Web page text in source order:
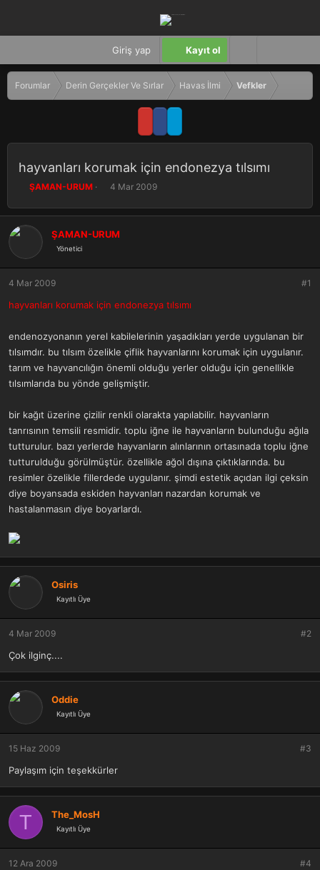
Giriş yap Kayıt ol
Forumlar Derin Gerçekler Ve Sırlar Havas İlmi Vefkler
hayvanları korumak için endonezya tılsımı
K
n
b
a
ş
t
a
n
ŞAMAN-URUM
B
ş
a
t
h
i
4 Mar 2009
ŞAMAN-URUM
Yönetici
4 Mar 2009 #1
hayvanları korumak için endonezya tılsımı
endenozyonanın yerel kabilelerinin yaşadıkları yerde uygulanan bir
tılsımdır. bu tılsım özelikle çiflik hayvanlarını korumak için uygulanır.
tarım ve hayvancılığın önemli olduğu yerler olduğu için genellikle
tılsımlarıda bu yönde gelişmiştir.
bir kağıt üzerine çizilir renkli olarakta yapılabilir. hayvanların
tanrısının temsili resmidir. toplu iğne ile hayvanların bulunduğu ağıla
tutturulur. bazı yerlerde hayvanların alınlarının ortasınada toplu iğne
tutturulduğu görülmüştür. özellikle ağol dışına çıktıklarında. bu
resimler özelikle fillerdede uygulanır. şimdi estetik açıdan ilgi çeksin
diye boyansada eskiden hayvanları nazardan korumak ve
hastalanmasın diye boyarlardı.
Osiris
Kayıtlı Üye
4 Mar 2009 #2
Çok ilginç....
Oddie
Kayıtlı Üye
15 Haz 2009 #3
Paylaşım için teşekkürler
T The_MosH
Kayıtlı Üye
12 Ara 2009 #4